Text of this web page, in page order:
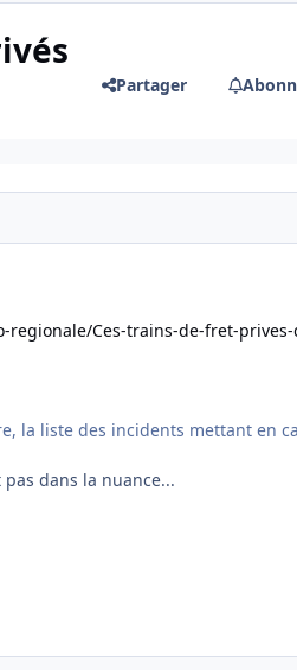
Partager
Ces-trains-de-fret-
la liste des incidents mettant en
dans la nuance...